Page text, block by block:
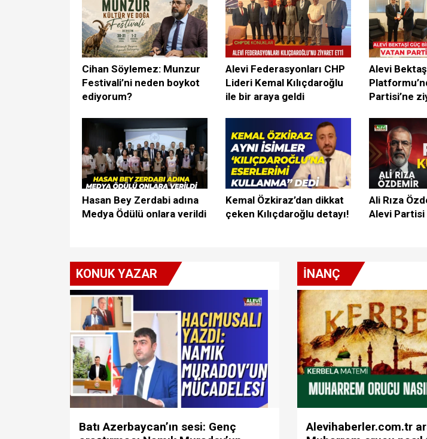
Cihan Söylemez: Munzur
Festivali’ni neden boykot
ediyorum?
Alevi Federasyonları CHP
Lideri Kemal Kılıçdaroğlu
ile bir araya geldi
Alevi
Partisi’ne
Hasan Bey Zerdabi adına
Medya Ödülü onlara verildi
Kemal Özkiraz’dan dikkat
çeken Kılıçdaroğlu detayı!
Ali Rıza
Alevi Partisi
KONUK YAZAR
Batı Azerbaycan’ın sesi: Genç
İNANÇ
Alevihaberler.com.tr